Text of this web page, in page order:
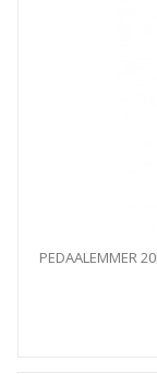
PEDAALEMMER